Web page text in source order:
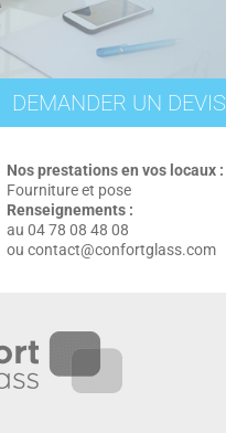
DEMANDER UN DEVIS
Nos prestations en vos locaux :
Fourniture et pose
Renseignements :
au 04 78 08 48 08
ou contact@confortglass.com